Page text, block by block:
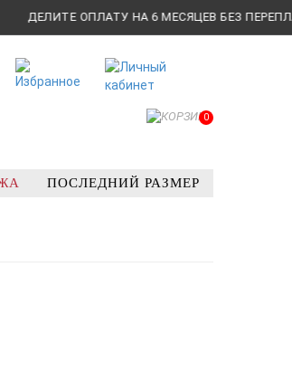
НА 6 МЕСЯЦЕВ БЕЗ ПЕРЕПЛАТ.
0
ПОСЛЕДНИЙ РАЗМЕР